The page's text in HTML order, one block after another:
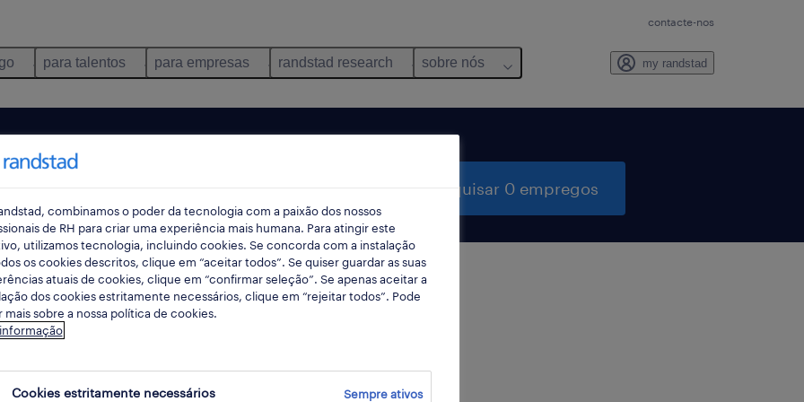
contacte-nos
para talentos para empresas randstad research sobre nós my randstad
pesquisar 0 empregos
resultados para a sua pesquisa.
combinamos o poder da tecnologia com a paixão dos nossos
de RH para criar uma experiência mais humana. Para atingir este
utilizamos tecnologia, incluindo cookies. Se concorda com a instalação
os cookies descritos, clique em “aceitar todos”. Se quiser guardar as suas
atuais de cookies, clique em “confirmar seleção”. Se apenas aceitar a
dos cookies estritamente necessários, clique em “rejeitar todos”. Pode
mais sobre a nossa política de cookies.
Cookies estritamente necessários Sempre ativos